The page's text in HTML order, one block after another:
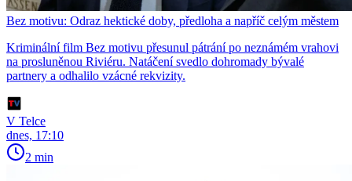
Bez motivu: Odraz hektické doby, předloha a napříč celým městem
Kriminální film Bez motivu přesunul pátrání po neznámém vrahovi
na prosluněnou Riviéru. Natáčení svedlo dohromady bývalé
partnery a odhalilo vzácné rekvizity.
V Telce
dnes, 17:10
2 min